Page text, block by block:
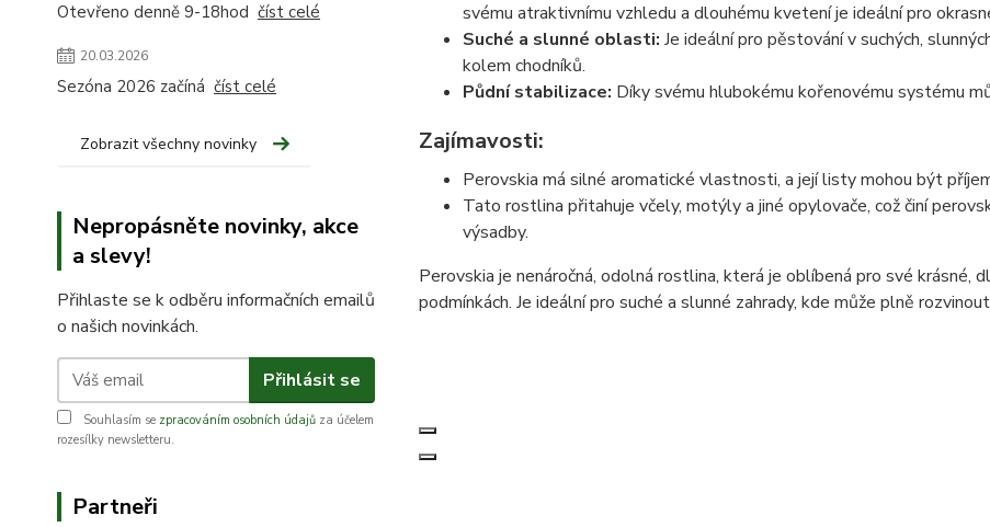
Otevřeno denně 9-18hod číst celé
20.03.2026
Sezóna 2026 začíná číst celé
Zobrazit všechny novinky
Nepropásněte novinky, akce
a slevy!
Přihlaste se k odběru informačních emailů
o našich novinkách.
Přihlásit se
Souhlasím se zpracováním osobních údajů za účelem
rozesílky newsletteru.
Partneři
svému atraktivnímu vzhledu a dlouhému kvetení je ideální pro
Suché a slunné oblasti: Je ideální pro pěstování v suchých,
kolem chodníků.
Půdní stabilizace: Díky svému hlubokému kořenovému systému
Zajímavosti:
Perovskia má silné aromatické vlastnosti, a její listy mohou být
Tato rostlina přitahuje včely, motýly a jiné opylovače, což činí
výsadby.
Perovskia je nenáročná, odolná rostlina, která je oblíbená pro své krásné,
podmínkách. Je ideální pro suché a slunné zahrady, kde může plně